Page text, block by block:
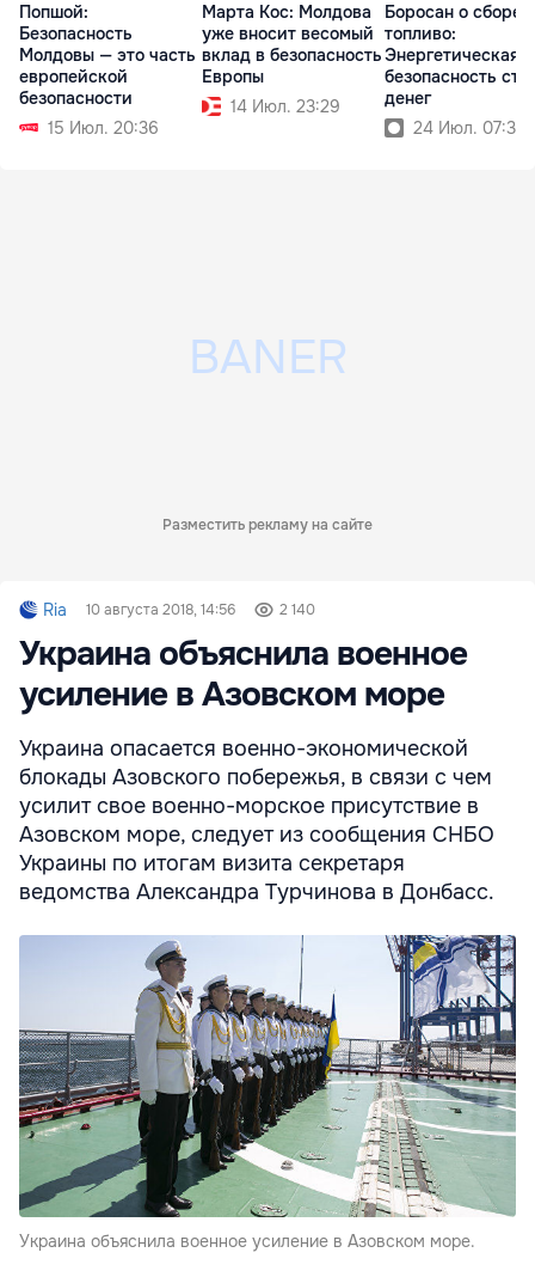
Попшой:
Безопасность
Молдовы — это часть
европейской
безопасности
15 Июл. 20:36
Марта Кос: Молдова
уже вносит весомый
вклад в безопасность
Европы
14 Июл. 23:29
Боросан о сборе
топливо:
Энергетическая
безопасность
денег
24 Июл. 07:36
Разместить рекламу на сайте
Ria 10 августа 2018, 14:56 2 140
Украина объяснила военное
усиление в Азовском море
Украина опасается военно-экономической
блокады Азовского побережья, в связи с чем
усилит свое военно-морское присутствие в
Азовском море, следует из сообщения СНБО
Украины по итогам визита секретаря
ведомства Александра Турчинова в Донбасс.
Украина объяснила военное усиление в Азовском море.